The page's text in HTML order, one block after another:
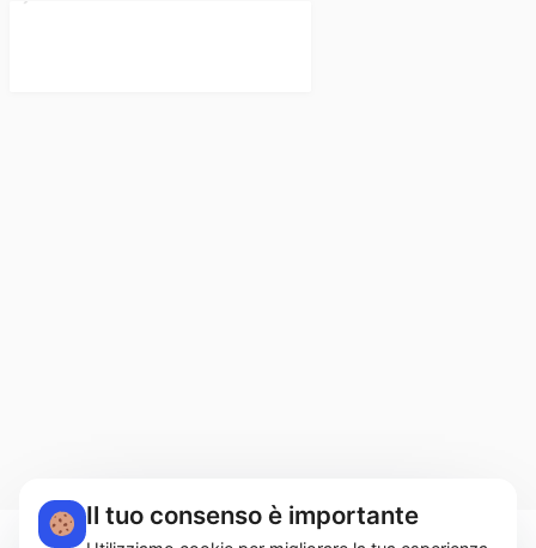
Il tuo consenso è importante